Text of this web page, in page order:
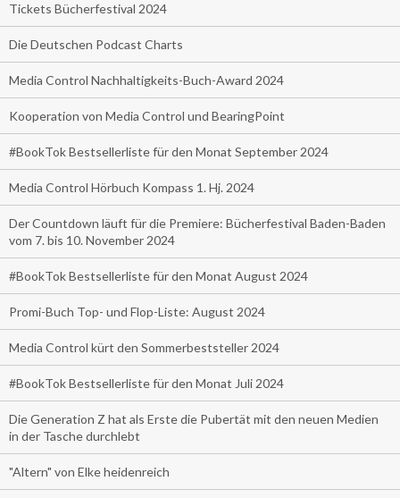
Tickets Bücherfestival 2024
Die Deutschen Podcast Charts
Media Control Nachhaltigkeits-Buch-Award 2024
Kooperation von Media Control und BearingPoint
#BookTok Bestsellerliste für den Monat September 2024
Media Control Hörbuch Kompass 1. Hj. 2024
Der Countdown läuft für die Premiere: Bücherfestival Baden-Baden
vom 7. bis 10. November 2024
#BookTok Bestsellerliste für den Monat August 2024
Promi-Buch Top- und Flop-Liste: August 2024
Media Control kürt den Sommerbeststeller 2024
#BookTok Bestsellerliste für den Monat Juli 2024
Die Generation Z hat als Erste die Pubertät mit den neuen Medien
in der Tasche durchlebt
"Altern" von Elke heidenreich